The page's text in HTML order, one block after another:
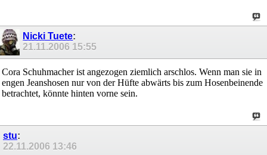
Nicki Tuete:
21.11.2006 15:55
Cora Schuhmacher ist angezogen ziemlich arschlos. Wenn man sie in
engen Jeanshosen nur von der Hüfte abwärts bis zum Hosenbeinende
betrachtet, könnte hinten vorne sein.
stu:
22.11.2006 13:46